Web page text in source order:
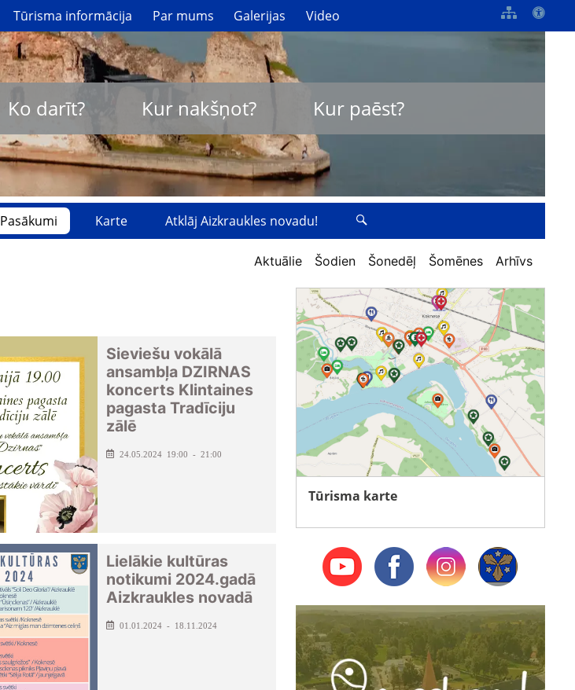
Tūrisma informācija Par mums Galerijas Video
Ko darīt? Kur nakšņot? Kur paēst?
Pasākumi Karte Atklāj Aizkraukles novadu!
Aktuālie Šodien Šonedēļ Šomēnes Arhīvs
Sieviešu vokālā
ansambļa DZIRNAS
koncerts Klintaines
pagasta Tradīciju
zālē
24.05.2024 19:00 - 21:00
Lielākie kultūras
notikumi 2024.gadā
Aizkraukles novadā
01.01.2024 - 18.11.2024
Tūrisma karte